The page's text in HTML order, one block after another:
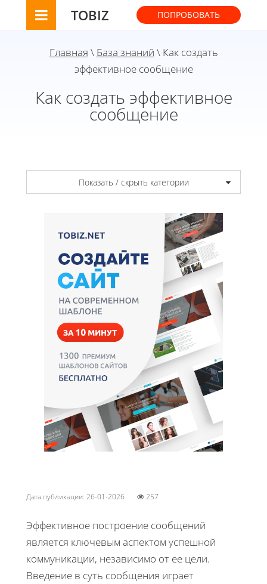
TOBIZ ПОПРОБОВАТЬ
Главная \ База знаний \ Как создать
эффективное сообщение
Как создать эффективное
сообщение
Показать / скрыть категории
Дата публикации: 26-01-2026 257
Эффективное построение сообщений
является ключевым аспектом успешной
коммуникации, независимо от ее цели.
Введение в суть сообщения играет